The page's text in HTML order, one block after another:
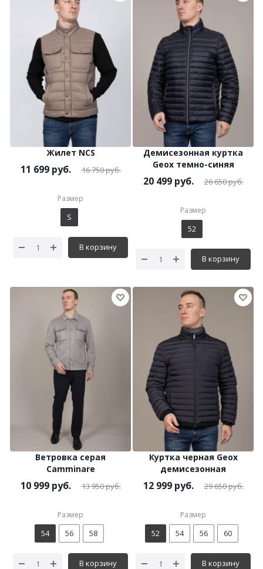
Жилет NCS
11 699руб. 16 750руб.
Размер
S
В корзину
Демисезонная куртка
Geox темно-синяя
20 499руб. 26 650руб.
Размер
52
В корзину
Ветровка серая
Camminare
10 999руб. 13 950руб.
Размер
54 56 58
В корзину
Куртка черная Geox
демисезонная
12 999руб. 29 650руб.
Размер
52 54 56 60
В корзину